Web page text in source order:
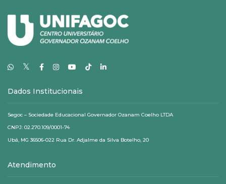
𝕏
Dados Institucionais
Segoc – Sociedade Educacional Governador Ozanam Coelho LTDA
CNPJ: 02.270.109/0001-74
Ubá, MG 36506-022 Rua Dr. Adjalme da Silva Botelho, 20
Atendimento